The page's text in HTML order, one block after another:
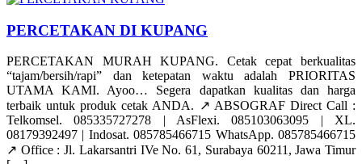
PERCETAKAN DI KUPANG
PERCETAKAN MURAH KUPANG. Cetak cepat berkualitas
“tajam/bersih/rapi” dan ketepatan waktu adalah PRIORITAS
UTAMA KAMI. Ayoo… Segera dapatkan kualitas dan harga
terbaik untuk produk cetak ANDA. ↗️ ABSOGRAF Direct Call :
Telkomsel. 085335727278 | AsFlexi. 085103063095 | XL.
08179392497 | Indosat. 085785466715 WhatsApp. 085785466715
↗️ Office : Jl. Lakarsantri IVe No. 61, Surabaya 60211, Jawa Timur